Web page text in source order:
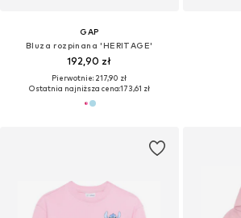
GAP
Bluza rozpinana 'HERITAGE'
192,90 zł
Pierwotnie: 217,90 zł
Ostatnia najniższa cena:173,61 zł